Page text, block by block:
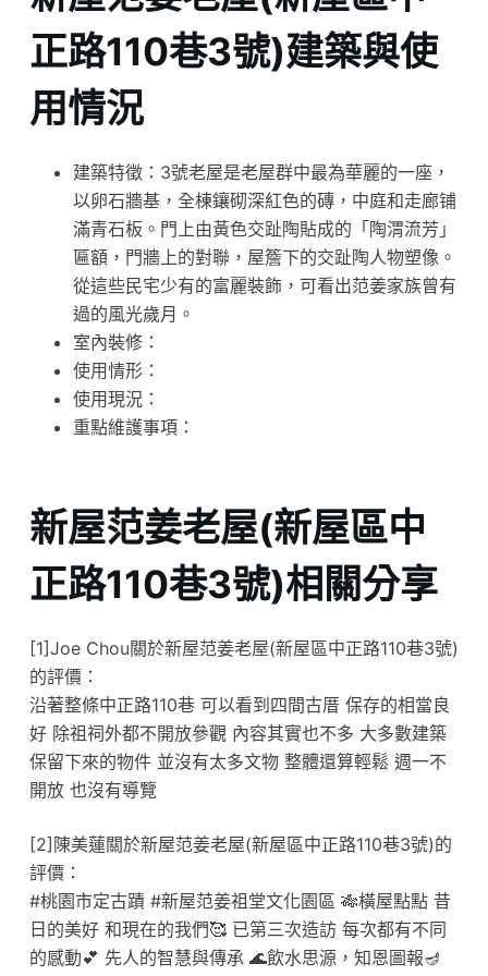
正路110巷3號)建築與使
用情況
建築特徵：3號老屋是老屋群中最為華麗的一座，
以卵石牆基，全棟鑲砌深紅色的磚，中庭和走廊铺
滿青石板。門上由黃色交趾陶貼成的「陶渭流芳」
匾額，門牆上的對聯，屋簷下的交趾陶人物塑像。
從這些民宅少有的富麗裝飾，可看出范姜家族曾有
過的風光歲月。
室內裝修：
使用情形：
使用現況：
重點維護事項：
新屋范姜老屋(新屋區中
正路110巷3號)相關分享
[1]Joe Chou關於新屋范姜老屋(新屋區中正路110巷3號)
的評價：
沿著整條中正路110巷 可以看到四間古厝 保存的相當良
好 除祖祠外都不開放參觀 內容其實也不多 大多數建築
保留下來的物件 並沒有太多文物 整體還算輕鬆 週一不
開放 也沒有導覽
[2]陳美蓮關於新屋范姜老屋(新屋區中正路110巷3號)的
評價：
#桃園市定古蹟 #新屋范姜祖堂文化園區 🎋橫屋點點 昔
日的美好 和現在的我們🥰 已第三次造訪 每次都有不同
的感動💕 先人的智慧與傳承 🌊飲水思源，知恩圖報🪔